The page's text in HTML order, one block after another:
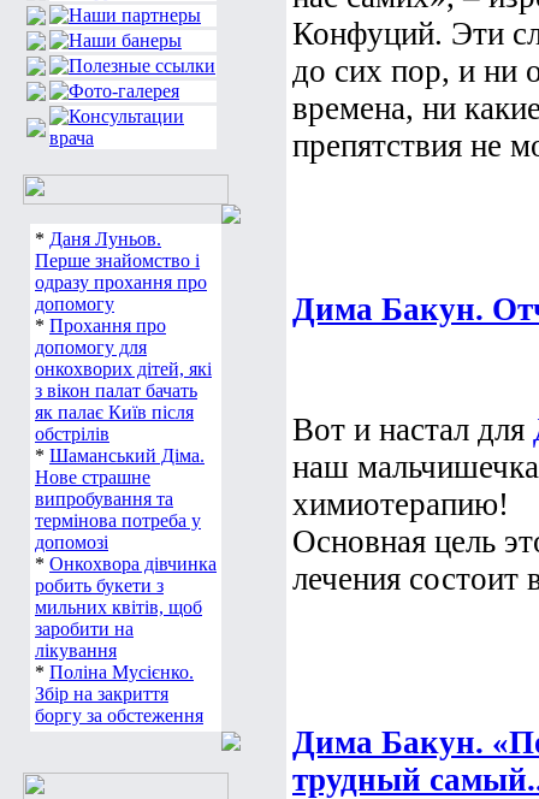
* Даня Луньов.
Перше знайомство і
одразу прохання про
допомогу
* Прохання про
допомогу для
онкохворих дітей, які
з вікон палат бачать
як палає Київ після
обстрілів
* Шаманський Діма.
Нове страшне
випробування та
термінова потреба у
допомозі
* Онкохвора дівчинка
робить букети з
мильних квітів, щоб
заробити на
лікування
* Поліна Мусієнко.
Збір на закриття
боргу за обстеження
Конфуций. Эти
до сих пор, и ни
времена, ни
препятствия не
Дима Бакун.
Вот и настал для
наш
химиотерапию!
Основная цель
лечения состоит
Дима Бакун.
трудный